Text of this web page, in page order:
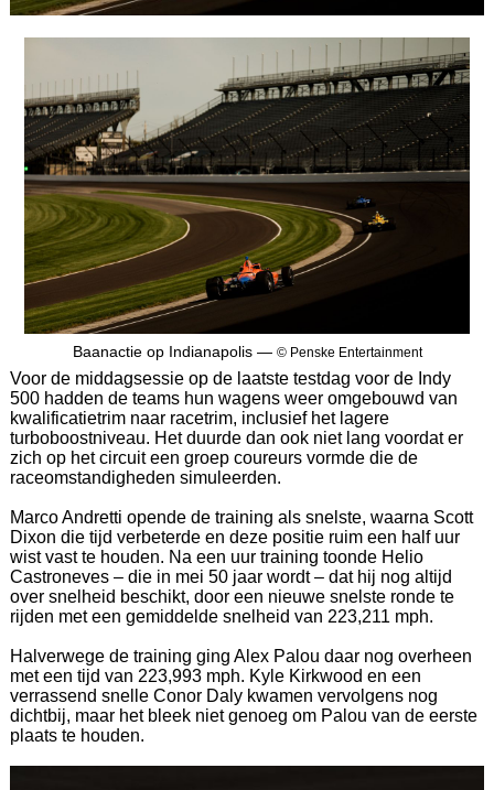
Baanactie op Indianapolis — © Penske Entertainment
Voor de middagsessie op de laatste testdag voor de Indy
500 hadden de teams hun wagens weer omgebouwd van
kwalificatietrim naar racetrim, inclusief het lagere
turboboostniveau. Het duurde dan ook niet lang voordat er
zich op het circuit een groep coureurs vormde die de
raceomstandigheden simuleerden.
Marco Andretti opende de training als snelste, waarna Scott
Dixon die tijd verbeterde en deze positie ruim een half uur
wist vast te houden. Na een uur training toonde Helio
Castroneves – die in mei 50 jaar wordt – dat hij nog altijd
over snelheid beschikt, door een nieuwe snelste ronde te
rijden met een gemiddelde snelheid van 223,211 mph.
Halverwege de training ging Alex Palou daar nog overheen
met een tijd van 223,993 mph. Kyle Kirkwood en een
verrassend snelle Conor Daly kwamen vervolgens nog
dichtbij, maar het bleek niet genoeg om Palou van de eerste
plaats te houden.